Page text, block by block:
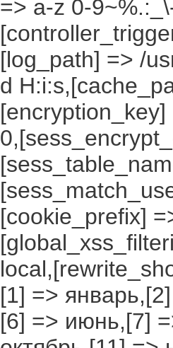
=> a-z 0-
[log_path] => /
d
[cookie_prefix]
[1] =>
[6] => июнь,[7]